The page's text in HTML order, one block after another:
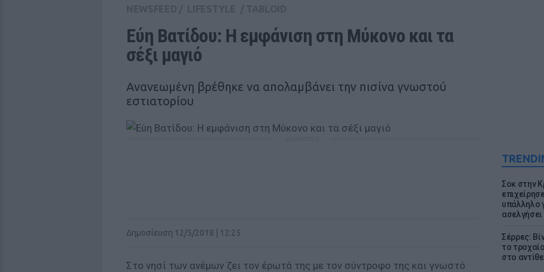
Σοκ στην
υπάλληλο
ασελγήσει
Σέρρες:
το
στο
Εύη Βατίδου: Η εμφάνιση στη Μύκονο και τα
σέξι μαγιό
Ανανεωμένη βρέθηκε να απολαμβάνει την πισίνα γνωστού
εστιατορίου
Δημοσίευση 12/5/2018 | 12:25
Στο νησί των ανέμων ζει τον έρωτά της με τον σύντροφο της και γνωστό